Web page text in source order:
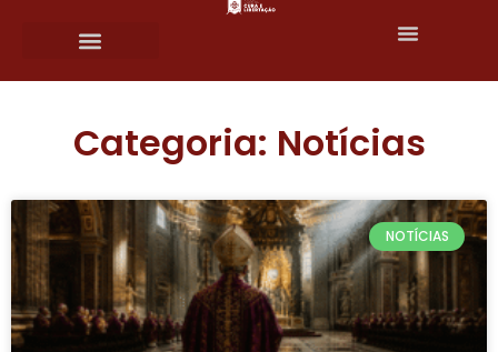
Categoria: Notícias
NOTÍCIAS